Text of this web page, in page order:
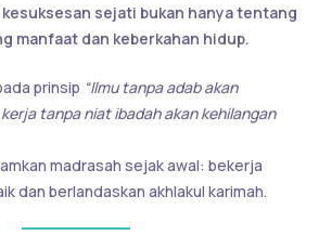
kesuksesan sejati bukan hanya tentang
manfaat dan keberkahan hidup.
prinsip “Ilmu tanpa adab akan
tanpa niat ibadah akan kehilangan
madrasah sejak awal: bekerja
dan berlandaskan akhlakul karimah.